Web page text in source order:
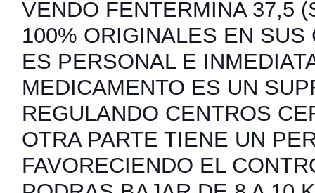
VENDO FENTERMINA 37,5
100% ORIGINALES EN
ES PERSONAL E
MEDICAMENTO ES UN
REGULANDO CENTROS
OTRA PARTE TIENE UN
FAVORECIENDO EL